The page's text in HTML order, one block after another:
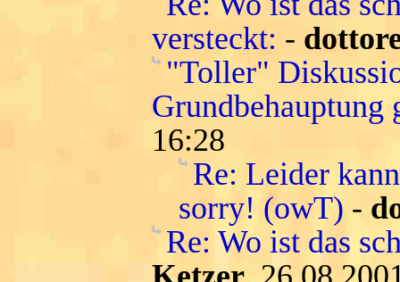
versteckt: -
"Toller"
Grundbehauptung
16:28
Re: Leider
sorry! (owT) -
Re: Wo ist das